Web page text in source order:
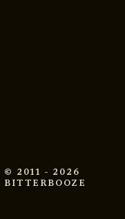
© 2011 - 2026
BITTERBOOZE